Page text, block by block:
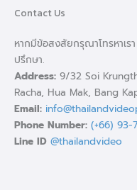
Contact Us
หากมีข้อสงสัยกรุณาโทรหาเร
ปรึกษา.
Address: 9/32 Soi
Racha, Hua Mak, Bang
Email:
Phone Number: (+66) 93-
Line ID @thailandvideo